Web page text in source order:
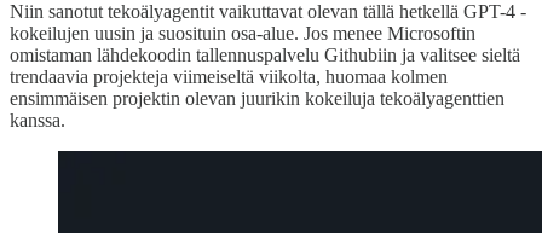
Niin sanotut tekoälyagentit vaikuttavat olevan tällä hetkellä GPT-4 -
kokeilujen uusin ja suosituin osa-alue. Jos menee Microsoftin
omistaman lähdekoodin tallennuspalvelu Githubiin ja valitsee sieltä
trendaavia projekteja viimeiseltä viikolta, huomaa kolmen
ensimmäisen projektin olevan juurikin kokeiluja tekoälyagenttien
kanssa.